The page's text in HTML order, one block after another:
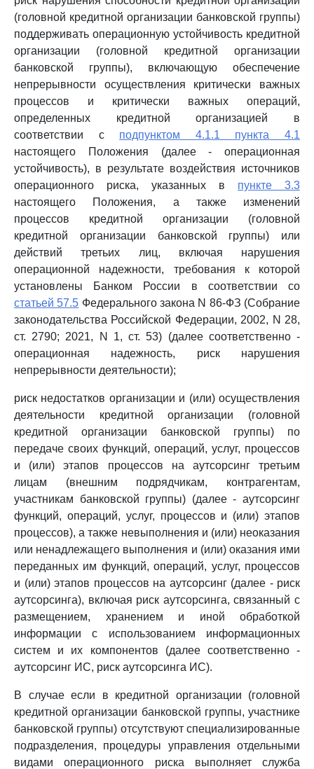
(головной кредитной организации банковской группы)
поддерживать операционную устойчивость кредитной
организации (головной кредитной организации
банковской группы), включающую обеспечение
непрерывности осуществления критически важных
процессов и критически важных операций,
определенных кредитной организацией в
соответствии с подпунктом 4.1.1 пункта 4.1
настоящего Положения (далее - операционная
устойчивость), в результате воздействия источников
операционного риска, указанных в пункте 3.3
настоящего Положения, а также изменений
процессов кредитной организации (головной
кредитной организации банковской группы) или
действий третьих лиц, включая нарушения
операционной надежности, требования к которой
установлены Банком России в соответствии со
статьей 57.5 Федерального закона N 86-ФЗ (Собрание
законодательства Российской Федерации, 2002, N 28,
ст. 2790; 2021, N 1, ст. 53) (далее соответственно -
операционная надежность, риск нарушения
непрерывности деятельности);
риск недостатков организации и (или) осуществления
деятельности кредитной организации (головной
кредитной организации банковской группы) по
передаче своих функций, операций, услуг, процессов
и (или) этапов процессов на аутсорсинг третьим
лицам (внешним подрядчикам, контрагентам,
участникам банковской группы) (далее - аутсорсинг
функций, операций, услуг, процессов и (или) этапов
процессов), а также невыполнения и (или) неоказания
или ненадлежащего выполнения и (или) оказания ими
переданных им функций, операций, услуг, процессов
и (или) этапов процессов на аутсорсинг (далее - риск
аутсорсинга), включая риск аутсорсинга, связанный с
размещением, хранением и иной обработкой
информации с использованием информационных
систем и их компонентов (далее соответственно -
аутсорсинг ИС, риск аутсорсинга ИС).
В случае если в кредитной организации (головной
кредитной организации банковской группы, участнике
банковской группы) отсутствуют специализированные
подразделения, процедуры управления отдельными
видами операционного риска выполняет служба